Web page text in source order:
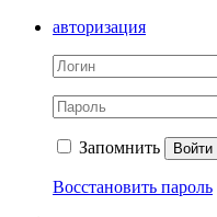
авторизация
Запомнить Войти
Восстановить пароль